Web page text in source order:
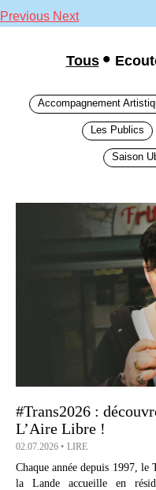
Previous Next
Tous
Accompagnement
Les Publics
Saison
#Trans2026 :
L’Aire Libre !
02.07.2026 LIRE
Chaque année depuis 1997, le
la Lande accueille en